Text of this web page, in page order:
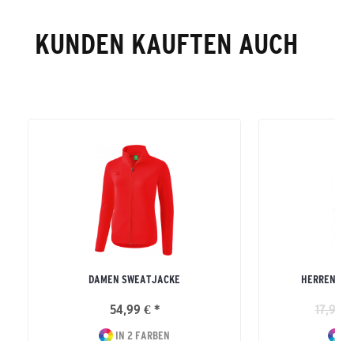
KUNDEN KAUFTEN AUCH
DAMEN SWEATJACKE
54,99 € *
IN 2 FARBEN
HERREN
17,99